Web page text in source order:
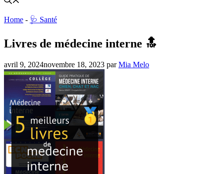
Home - 🩺 Santé
Livres de médecine interne 🔝
avril 9, 2024novembre 18, 2023 parMia Melo